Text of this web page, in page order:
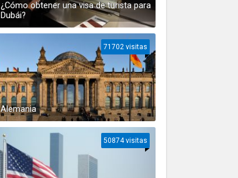
¿Cómo obtener una visa de turista para
Dubái?
Alemania
71702 visitas
50874 visitas